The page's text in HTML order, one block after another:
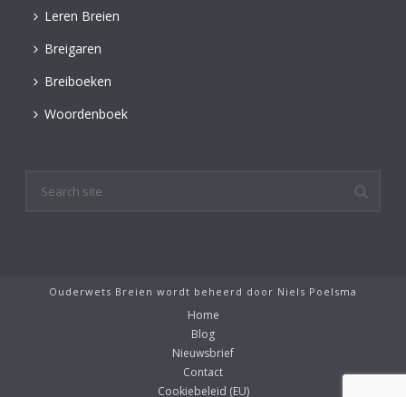
Leren Breien
Breigaren
Breiboeken
Woordenboek
Ouderwets Breien wordt beheerd door Niels Poelsma
Home
Blog
Nieuwsbrief
Contact
Cookiebeleid (EU)